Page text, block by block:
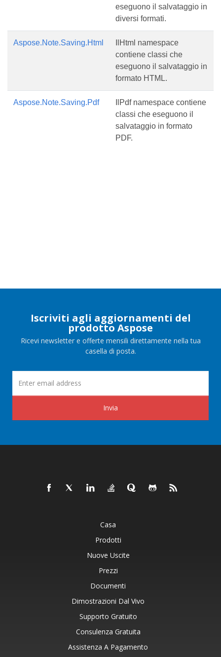
eseguono il salvataggio in
diversi formati.
Aspose.Note.Saving.Html
IlHtml namespace
contiene classi che
eseguono il salvataggio in
formato HTML.
Aspose.Note.Saving.Pdf
IlPdf namespace contiene
classi che eseguono il
salvataggio in formato
PDF.
Iscriviti agli aggiornamenti del
prodotto Aspose
Ricevi newsletter e offerte mensili direttamente nella tua
casella di posta.
Invia
Casa
Prodotti
Nuove Uscite
Prezzi
Documenti
Dimostrazioni Dal Vivo
Supporto Gratuito
Consulenza Gratuita
Assistenza A Pagamento